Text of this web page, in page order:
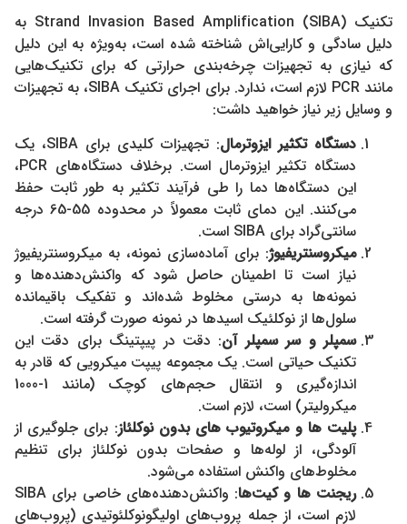
تکنیک Strand Invasion Based Amplification (SIBA) به
دلیل سادگی و کارایی‌اش شناخته شده است، به‌ویژه به این دلیل
که نیازی به تجهیزات چرخه‌بندی حرارتی که برای تکنیک‌هایی
مانند PCR لازم است، ندارد. برای اجرای تکنیک SIBA، به تجهیزات
و وسایل زیر نیاز خواهید داشت:
دستگاه تکثیر ایزوترمال
: تجهیزات کلیدی برای SIBA، یک
دستگاه تکثیر ایزوترمال است. برخلاف دستگاه‌های PCR،
این دستگاه‌ها دما را طی فرآیند تکثیر به طور ثابت حفظ
می‌کنند. این دمای ثابت معمولاً در محدوده 55-65 درجه
سانتی‌گراد برای SIBA است.
میکروسنتریفیوژ: برای آماده‌سازی نمونه، به میکروسنتریفیوژ
نیاز است تا اطمینان حاصل شود که واکنش‌دهنده‌ها و
نمونه‌ها به درستی مخلوط شده‌اند و تفکیک باقیمانده
سلول‌ها از نوکلئیک اسیدها در نمونه صورت گرفته است.
سمپلر و سر سمپلر آن: دقت در پیپتینگ برای دقت این
تکنیک حیاتی است. یک مجموعه پیپت میکرویی که قادر به
اندازه‌گیری و انتقال حجم‌های کوچک (مانند 1-1000
میکرولیتر) است، لازم است.
پلیت ها و میکروتیوب های بدون نوکلئاز: برای جلوگیری از
آلودگی، از لوله‌ها و صفحات بدون نوکلئاز برای تنظیم
مخلوط‌های واکنش استفاده می‌شود.
ریجنت ‌ها و کیت‌ها
: واکنش‌دهنده‌های خاصی برای SIBA
لازم است، از جمله پروب‌های اولیگونوکلئوتیدی (پروب‌های